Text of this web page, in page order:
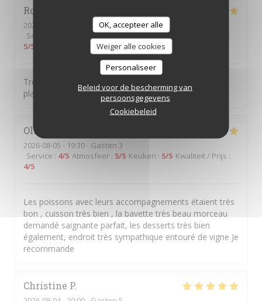
OK, accepteer alle
Weiger alle cookies
Personaliseer
Beleid voor de bescherming van
persoonsgegevens
Cookiebeleid
Romain
2026-08-05
- 20:00 - Gasten 2
Service
Atmosfeer:5/5 Keuken:5/5
:
5/5
Très beau cadre, serveurs attentionnés et très bons
plats!
Olivier
2026-08-05 - 19:30 - Gasten 3
Service : 4/5 Atmosfeer : 5/5 Keuken : 5/5 Kwaliteit / Prijs :
4/5
Les poissons avec leurs accompagnements étaient très
bon , cuisson très bien , la bavette très beau morceau
demandé saignante parfait, les desserts très bien
également, endroit très sympathique entouré de vigne Je
recommande
Christine P